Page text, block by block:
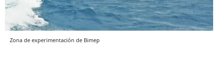
Zona de experimentación de Bimep